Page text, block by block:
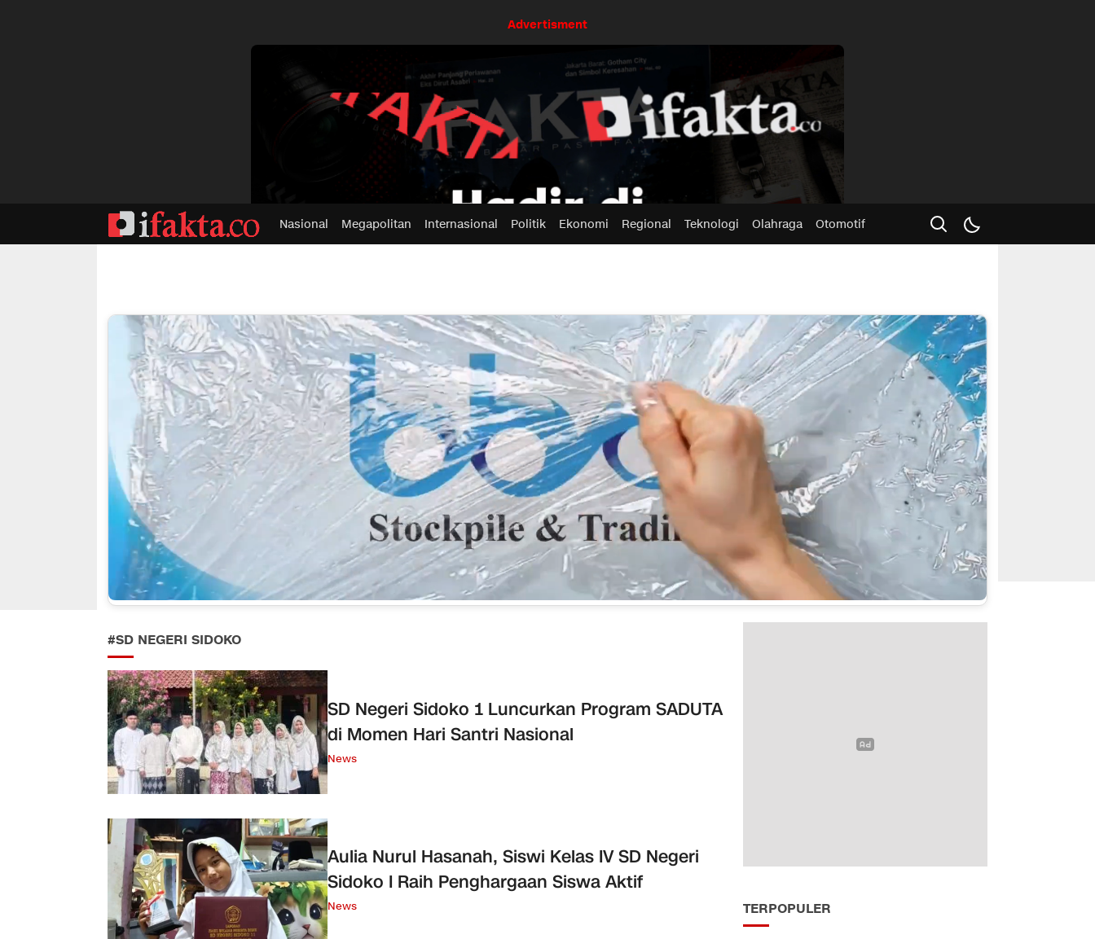
Advertisment
Nasional Megapolitan Internasional Politik Ekonomi Regional Teknologi Olahraga Otomotif
#SD NEGERI SIDOKO
SD Negeri Sidoko 1 Luncurkan Program SADUTA
di Momen Hari Santri Nasional
News
Aulia Nurul Hasanah, Siswi Kelas IV SD Negeri
Sidoko I Raih Penghargaan Siswa Aktif
News TERPOPULER